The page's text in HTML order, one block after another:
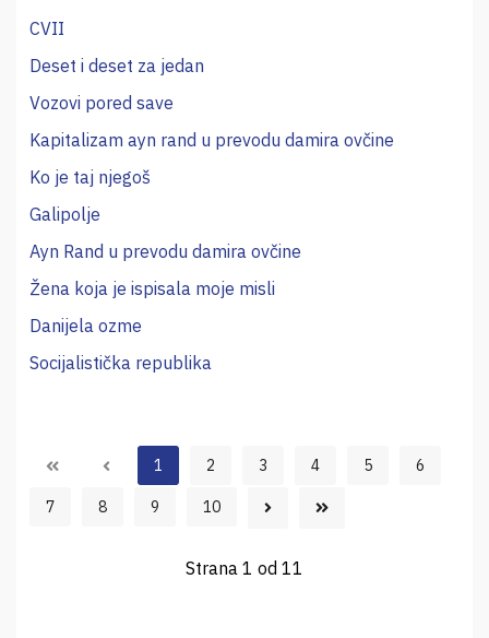
CVII
Deset i deset za jedan
Vozovi pored save
Kapitalizam ayn rand u prevodu damira ovčine
Ko je taj njegoš
Galipolje
Ayn Rand u prevodu damira ovčine
Žena koja je ispisala moje misli
Danijela ozme
Socijalistička republika
1 2 3 4 5 6
7 8 9 10
Strana 1 od 11